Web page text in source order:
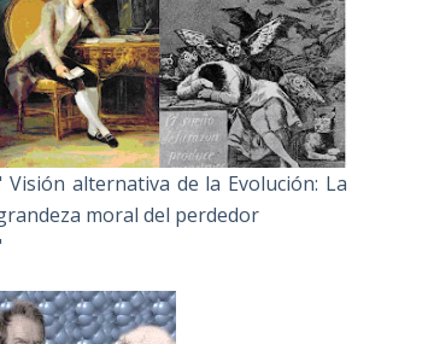
Visión alternativa de la Evolución: La
moral del perdedor